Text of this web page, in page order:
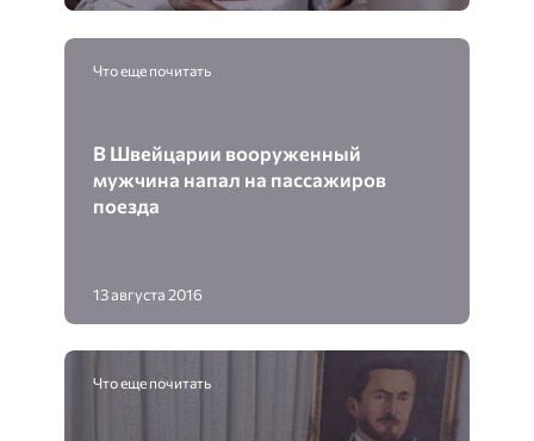
Что еще почитать
В Швейцарии вооруженный
мужчина напал на пассажиров
поезда
13 августа 2016
Что еще почитать